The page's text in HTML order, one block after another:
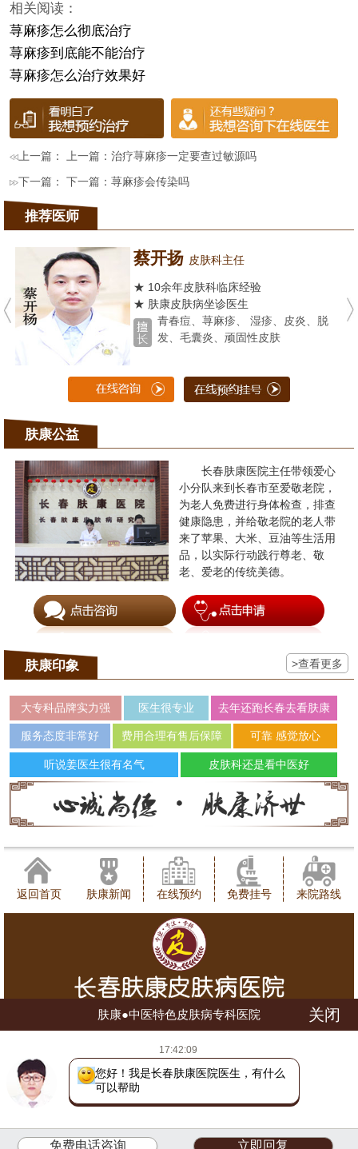
相关阅读：
荨麻疹怎么彻底治疗
荨麻疹到底能不能治疗
荨麻疹怎么治疗效果好
上一篇： 上一篇：治疗荨麻疹一定要查过敏源吗
下一篇： 下一篇：荨麻疹会传染吗
推荐医师
蔡开扬 皮肤科主任
★ 10余年皮肤科临床经验
★ 肤康皮肤病坐诊医生
青春痘、荨麻疹、 湿疹、皮炎、脱
发、毛囊炎、顽固性皮肤
肤康公益
长春肤康医院主任带领爱心
小分队来到长春市至爱敬老院，
为老人免费进行身体检查，排查
健康隐患，并给敬老院的老人带
来了苹果、大米、豆油等生活用
品，以实际行动践行尊老、敬
老、爱老的传统美德。
肤康印象 >查看更多
大专科品牌实力强 医生很专业 去年还跑长春去看肤康
服务态度非常好 费用合理有售后保障 可靠 感觉放心
听说姜医生很有名气 皮肤科还是看中医好
返回首页 肤康新闻 在线预约 免费挂号 来院路线
地址：长春市朝阳区西安大路1566号网站地图
吉ICP备16002784号 吉公网安备 22010402000780号
(长朝)(中)医广【2018】第07-17-028号
肤康●中医特色皮肤病专科医院 关闭
17:42:09
您好！我是长春肤康医院医生，有什么
可以帮助您？
免费电话咨询 立即回复